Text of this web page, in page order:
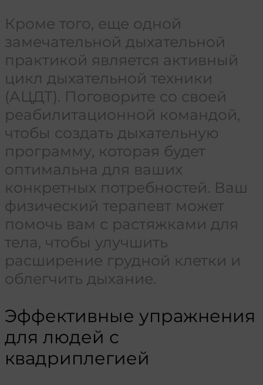
Кроме того, еще одной
замечательной дыхательной
практикой является активный
цикл дыхательной техники
(АЦДТ). Поговорите со своей
реабилитационной командой,
чтобы создать дыхательную
программу, которая будет
оптимальна для ваших
конкретных потребностей. Ваш
физический терапевт может
помочь вам с растяжками для
тела, чтобы улучшить
расширение грудной клетки и
облегчить дыхание.
Эффективные упражнения
для людей с
квадриплегией